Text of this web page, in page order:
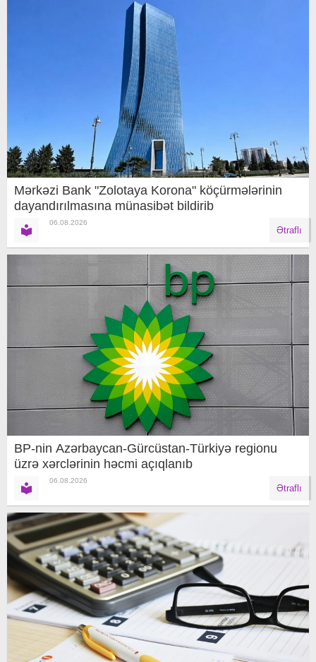
Mərkəzi Bank "Zolotaya Korona" köçürmələrinin
dayandırılmasına münasibət bildirib
06.08.2026
Ətraflı
BP-nin Azərbaycan-Gürcüstan-Türkiyə regionu
üzrə xərclərinin həcmi açıqlanıb
06.08.2026
Ətraflı